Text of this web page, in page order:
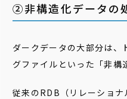
②非構造化データの
ダークデータの大部分は、
グファイルといった「非構
従来のRDB（リレーショナ